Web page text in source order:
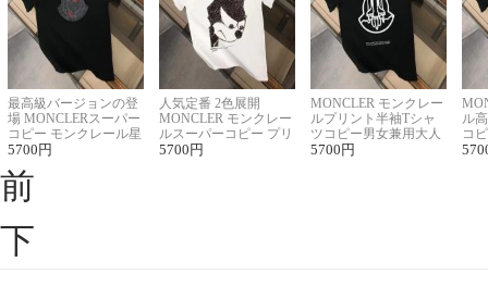
最高級バージョンの登
場 MONCLERスーパー
コピー モンクレール星
座半袖Tシャツ
5700 円
人気定番 2色展開
MONCLER モンクレー
ルスーパーコピー プリ
ント半袖Tシャツ
5700 円
MONCLER モンクレー
ルプリント半袖Tシャ
ツコピー男女兼用大人
可愛い春夏コーデ
5700 円
ル
コ
ィ
前
下